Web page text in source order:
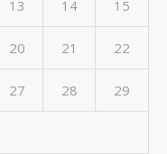
13 14 15
20 21 22
27 28 29